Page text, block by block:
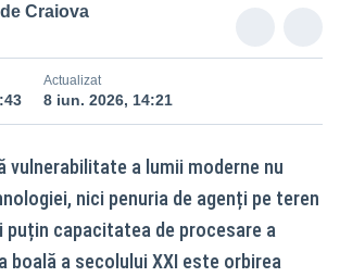
Craiova
Actualizat
8 iun. 2026, 14:21
vulnerabilitate a lumii moderne nu
nici penuria de agenți pe teren
puțin capacitatea de procesare a
boală a secolului XXI este orbirea